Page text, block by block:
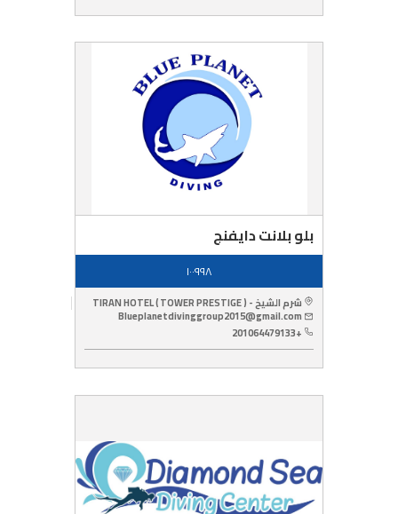
بلو بلانت دايفنج
١٠٠٩٩٨
شرم الشيخ - TIRAN HOTEL ( TOWER PRESTIGE )
Blueplanetdivinggroup2015@gmail.com
+201064479133